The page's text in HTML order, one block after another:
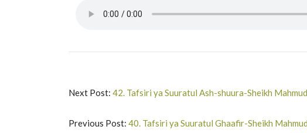
Next Post: 42. Tafsiri ya Suuratul Ash-shuura-Sheikh
Previous Post: 40. Tafsiri ya Suuratul Ghaafir-Sheikh